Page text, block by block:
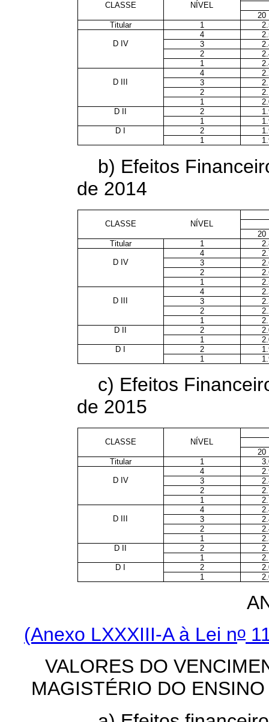
CLASSE
NÍVEL
20
Titular
1
4
D IV
3
2
1
4
D III
3
2
1
D II
2
1
D I
2
1
b) Efeitos
de 2014
CLASSE
NÍVEL
20
Titular
1
4
D IV
3
2
1
4
D III
3
2
1
D II
2
1
D I
2
1
c) Efeitos
de 2015
CLASSE
NÍVEL
20
Titular
1
4
D IV
3
2
1
4
D III
3
2
1
D II
2
1
D I
2
1
(Anexo LXXXIII-A à Lei no
VALORES DO
MAGISTÉRIO DO